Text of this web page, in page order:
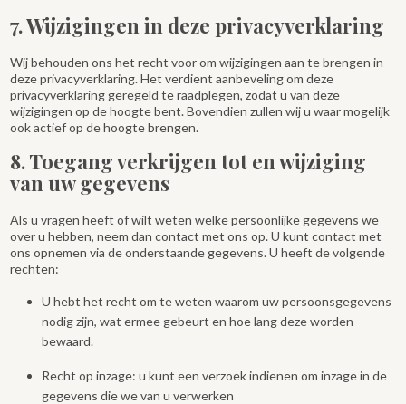
7. Wijzigingen in deze privacyverklaring
Wij behouden ons het recht voor om wijzigingen aan te brengen in
deze privacyverklaring. Het verdient aanbeveling om deze
privacyverklaring geregeld te raadplegen, zodat u van deze
wijzigingen op de hoogte bent. Bovendien zullen wij u waar mogelijk
ook actief op de hoogte brengen.
8. Toegang verkrijgen tot en wijziging
van uw gegevens
Als u vragen heeft of wilt weten welke persoonlijke gegevens we
over u hebben, neem dan contact met ons op. U kunt contact met
ons opnemen via de onderstaande gegevens. U heeft de volgende
rechten:
U hebt het recht om te weten waarom uw persoonsgegevens
nodig zijn, wat ermee gebeurt en hoe lang deze worden
bewaard.
Recht op inzage: u kunt een verzoek indienen om inzage in de
gegevens die we van u verwerken